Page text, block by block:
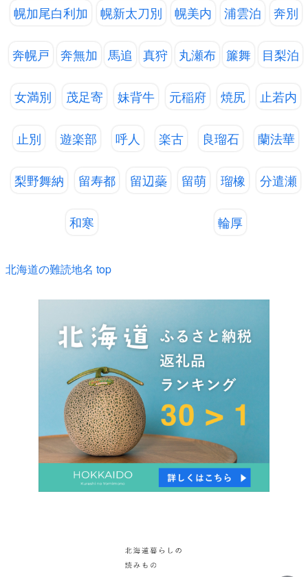
幌加尾白利加 幌新太刀別 幌美内 浦雲泊 奔別
奔幌戸 奔無加 馬追 真狩 丸瀬布 簾舞 目梨泊
女満別 茂足寄 妹背牛 元稲府 焼尻 止若内
止別 遊楽部 呼人 楽古 良瑠石 蘭法華
梨野舞納 留寿都 留辺蘂 留萌 瑠橡 分遣瀬
和寒 輪厚
北海道の難読地名 top